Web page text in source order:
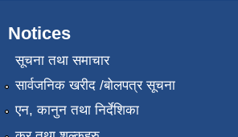
Notices
सूचना तथा समाचार
सार्वजनिक खरीद /बोलपत्र सूचना
एन, कानुन तथा निर्देशिका